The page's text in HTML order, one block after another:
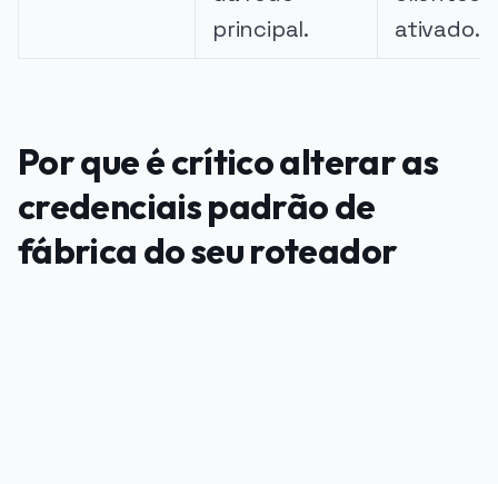
principal.
ativado.
Por que é crítico alterar as
credenciais padrão de
fábrica do seu roteador